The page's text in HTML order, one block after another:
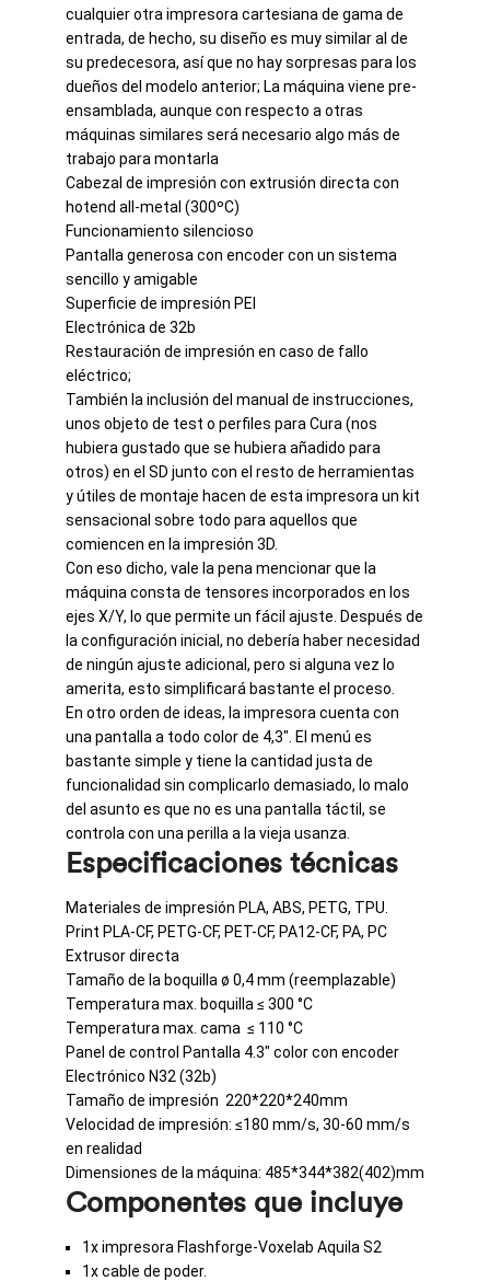
cualquier otra impresora cartesiana de gama de
entrada, de hecho, su diseño es muy similar al de
su predecesora, así que no hay sorpresas para los
dueños del modelo anterior; La máquina viene pre-
ensamblada, aunque con respecto a otras
máquinas similares será necesario algo más de
trabajo para montarla
Cabezal de impresión con extrusión directa con
hotend all-metal (300ºC)
Funcionamiento silencioso
Pantalla generosa con encoder con un sistema
sencillo y amigable
Superficie de impresión PEI
Electrónica de 32b
Restauración de impresión en caso de fallo
eléctrico;
También la inclusión del manual de instrucciones,
unos objeto de test o perfiles para Cura (nos
hubiera gustado que se hubiera añadido para
otros) en el SD junto con el resto de herramientas
y útiles de montaje hacen de esta impresora un kit
sensacional sobre todo para aquellos que
comiencen en la impresión 3D
Con eso dicho, vale la pena mencionar que la
máquina consta de tensores incorporados en los
ejes X/Y, lo que permite un fácil ajuste. Después de
la configuración inicial, no debería haber necesidad
de ningún ajuste adicional, pero si alguna vez lo
amerita, esto simplificará bastante el proceso.
En otro orden de ideas, la impresora cuenta con
una pantalla a todo color de 4,3″. El menú es
bastante simple y tiene la cantidad justa de
funcionalidad sin complicarlo demasiado, lo malo
del asunto es que no es una pantalla táctil, se
controla con una perilla a la vieja usanza.
Especificaciones técnicas
Materiales de impresión PLA, ABS, PETG, TPU.
Print PLA-CF, PETG-CF, PET-CF, PA12-CF, PA, PC
Extrusor directa
Tamaño de la boquilla ø 0,4 mm (reemplazable)
Temperatura max. boquilla ≤ 300 °C
Temperatura max. cama ≤ 110 °C
Panel de control Pantalla 4.3″ color con encoder
Electrónico N32 (32b)
Tamaño de impresión 220*220*240mm
Velocidad de impresión: ≤180 mm/s, 30-60 mm/s
en realidad
Dimensiones de la máquina: 485*344*382(402)mm
Componentes que incluye
1x impresora Flashforge-Voxelab Aquila S2
1x cable de poder.